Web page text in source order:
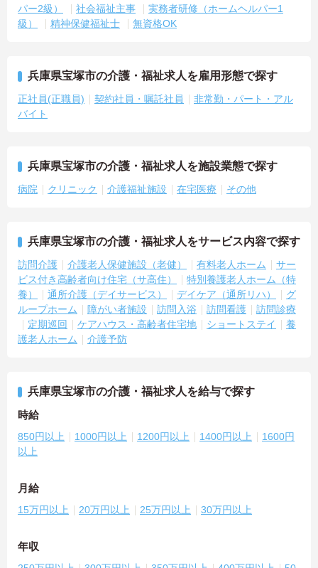
パー2級）
社会福祉主事
実務者研修（ホームヘルパー1
級）
精神保健福祉士 無資格OK
兵庫県宝塚市の介護・福祉求人を雇用形態で探す
正社員(正職員) 契約社員・嘱託社員
非常勤・パート・アル
バイト
兵庫県宝塚市の介護・福祉求人を施設業態で探す
病院 クリニック 介護福祉施設 在宅医療 その他
兵庫県宝塚市の介護・福祉求人をサービス内容で探す
訪問介護 介護老人保健施設（老健） 有料老人ホーム
サー
ビス付き高齢者向け住宅（サ高住）
特別養護老人ホーム（特
養）
通所介護（デイサービス） デイケア（通所リハ）
グ
ループホーム
障がい者施設 訪問入浴 訪問看護
訪問診療
定期巡回
ケアハウス・高齢者住宅地 ショートステイ
養
護老人ホーム
介護予防
兵庫県宝塚市の介護・福祉求人を給与で探す
時給
850円以上 1000円以上 1200円以上 1400円以上
1600円
以上
月給
15万円以上 20万円以上 25万円以上 30万円以上
年収